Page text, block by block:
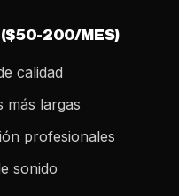
($50-200/MES)
calidad
más largas
profesionales
sonido